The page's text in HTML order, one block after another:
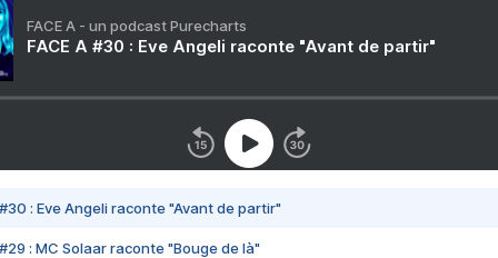
FACE A - un podcast Purecharts
FACE A #30 : Eve Angeli raconte "Avant de partir"
#30 : Eve Angeli raconte "Avant de partir"
#29 : MC Solaar raconte "Bouge de là"